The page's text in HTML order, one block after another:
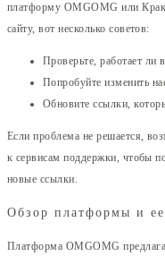
платформу OMGOMG или
сайту, вот несколько советов:
Проверьте, работает ли
Попробуйте изменить
Обновите ссылки,
Если проблема не решается,
к сервисам поддержки, чтобы
новые ссылки.
Обзор платформы и
Платформа OMGOMG